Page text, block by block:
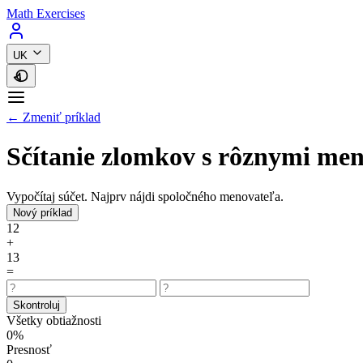
Math Exercises
UK
← Zmeniť príklad
Sčítanie zlomkov s rôznymi
Vypočítaj súčet. Najprv nájdi spoločného menovateľa.
Nový príklad
1 2
+
13
=
Skontroluj
Všetky obtiažnosti
0%
Presnosť